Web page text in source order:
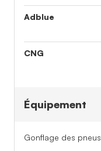
Adblue
CNG
Équipement
Gonflage des pneus